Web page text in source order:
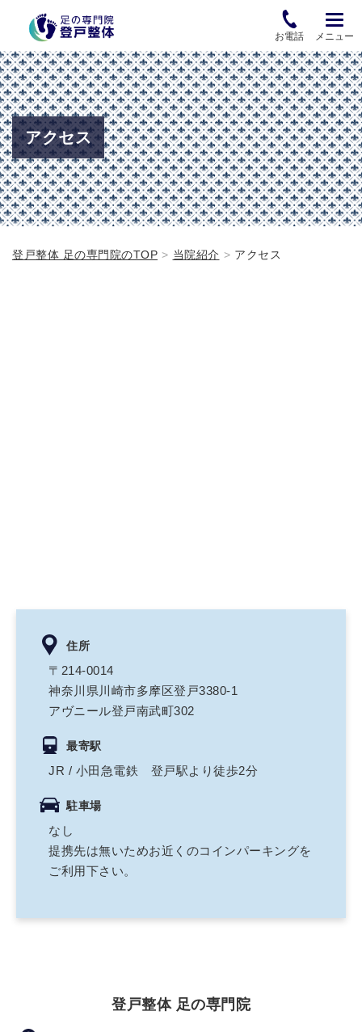
お電話 メニュー
アクセス
登戸整体 足の専門院のTOP 当院紹介 アクセス
住所
〒214-0014
神奈川県川崎市多摩区登戸3380-1
アヴニール登戸南武町302
最寄駅
JR / 小田急電鉄 登戸駅より徒歩2分
駐車場
なし
提携先は無いためお近くのコインパーキングを
ご利用下さい。
登戸整体 足の専門院